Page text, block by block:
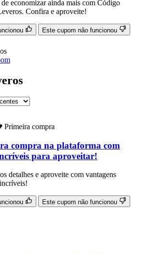
economizar ainda mais com Código
Confira e aproveite!
Este cupom não funcionou
Primeira compra
compra na plataforma com
para aproveitar!
detalhes e aproveite com vantagens
Este cupom não funcionou